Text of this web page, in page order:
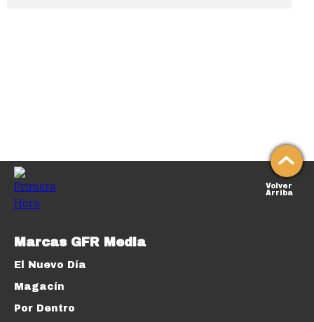
Volver
Arriba
Marcas GFR Media
El Nuevo Día
Magacín
Por Dentro